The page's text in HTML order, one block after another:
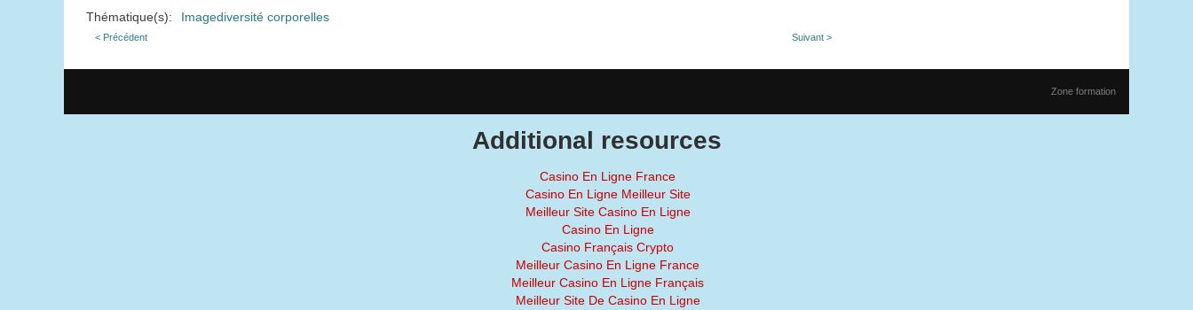
Thématique(s): Imagediversité corporelles
< Précédent Suivant >
Zone formation
Additional resources
Casino En Ligne France
Casino En Ligne Meilleur Site
Meilleur Site Casino En Ligne
Casino En Ligne
Casino Français Crypto
Meilleur Casino En Ligne France
Meilleur Casino En Ligne Français
Meilleur Site De Casino En Ligne